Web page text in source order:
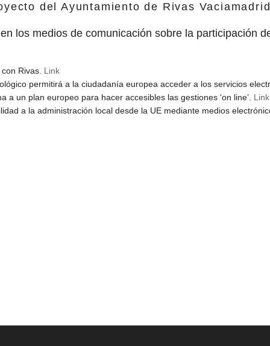
del Ayuntamiento de Rivas Vaciamadrid
los medios de comunicación sobre la participación
Rivas. Link
permitirá a la ciudadanía europea acceder a los servicios
a un plan europeo para hacer accesibles las gestiones ‘on line’. Link
a la administración local desde la UE mediante medios